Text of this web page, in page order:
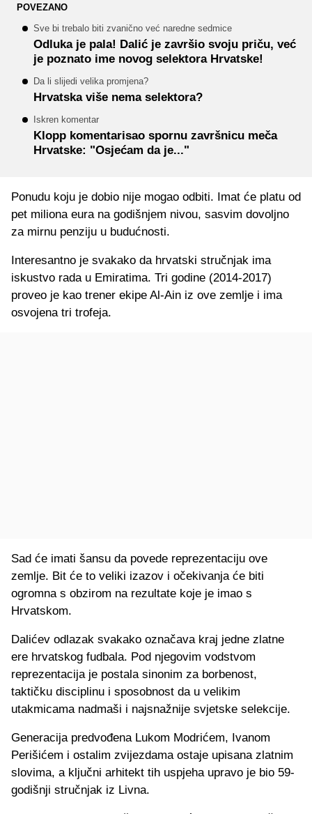
POVEZANO
Sve bi trebalo biti zvanično već naredne sedmice
Odluka je pala! Dalić je završio svoju priču, već
je poznato ime novog selektora Hrvatske!
Da li slijedi velika promjena?
Hrvatska više nema selektora?
Iskren komentar
Klopp komentarisao spornu završnicu meča
Hrvatske: "Osjećam da je..."
Ponudu koju je dobio nije mogao odbiti. Imat će platu od
pet miliona eura na godišnjem nivou, sasvim dovoljno
za mirnu penziju u budućnosti.
Interesantno je svakako da hrvatski stručnjak ima
iskustvo rada u Emiratima. Tri godine (2014-2017)
proveo je kao trener ekipe Al-Ain iz ove zemlje i ima
osvojena tri trofeja.
Sad će imati šansu da povede reprezentaciju ove
zemlje. Bit će to veliki izazov i očekivanja će biti
ogromna s obzirom na rezultate koje je imao s
Hrvatskom.
Dalićev odlazak svakako označava kraj jedne zlatne
ere hrvatskog fudbala. Pod njegovim vodstvom
reprezentacija je postala sinonim za borbenost,
taktičku disciplinu i sposobnost da u velikim
utakmicama nadmaši i najsnažnije svjetske selekcije.
Generacija predvođena Lukom Modrićem, Ivanom
Perišićem i ostalim zvijezdama ostaje upisana zlatnim
slovima, a ključni arhitekt tih uspjeha upravo je bio 59-
godišnji stručnjak iz Livna.